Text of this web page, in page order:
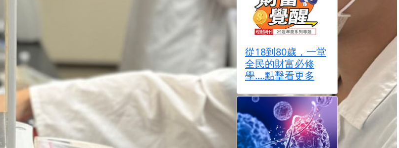
從18到80歲，一堂
全民的財富必修
學....點擊看更多